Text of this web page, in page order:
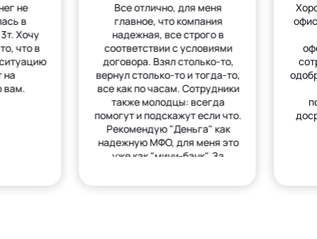
не
в
Хочу
что в
на
вам.
Все отлично, для меня
главное, что компания
надежная, все строго в
соответствии с условиями
договора. Взял столько-то,
вернул столько-то и тогда-то,
все как по часам. Сотрудники
также молодцы: всегда
помогут и подскажут если что.
Рекомендую "Деньга" как
надежную МФО, для меня это
уже как "мини-банк". За